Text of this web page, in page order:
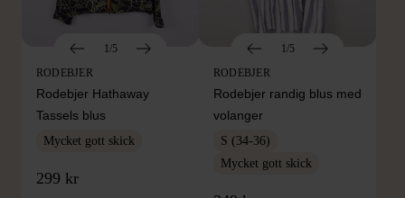
1/5
RODEBJER
Rodebjer Hathaway
Tassels blus
Mycket gott skick
299 kr
1/5
RODEBJER
Rodebjer randig blus med
volanger
S (34-36)
Mycket gott skick